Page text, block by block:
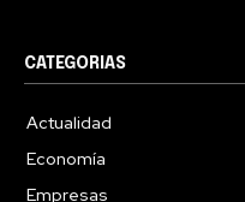
CATEGORIAS
Actualidad
Economía
Empresas